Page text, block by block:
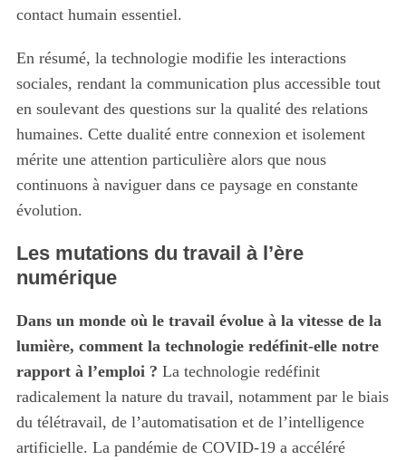
contact humain essentiel.
En résumé, la technologie modifie les interactions
sociales, rendant la communication plus accessible tout
en soulevant des questions sur la qualité des relations
humaines. Cette dualité entre connexion et isolement
mérite une attention particulière alors que nous
continuons à naviguer dans ce paysage en constante
évolution.
Les mutations du travail à l’ère
numérique
Dans un monde où le travail évolue à la vitesse de la
lumière, comment la technologie redéfinit-elle notre
rapport à l’emploi ? La technologie redéfinit
radicalement la nature du travail, notamment par le biais
du télétravail, de l’automatisation et de l’intelligence
artificielle. La pandémie de COVID-19 a accéléré